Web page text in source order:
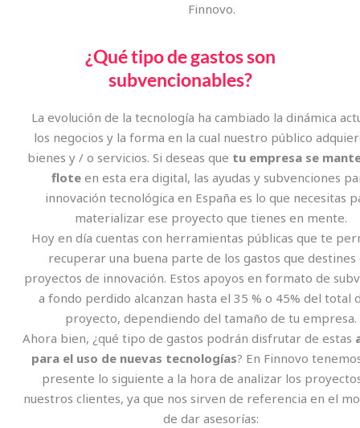
Finnovo.
¿Qué tipo de gastos son
subvencionables?
La evolución de la tecnología ha cambiado la dinámica
los negocios y la forma en la cual nuestro público
bienes y / o servicios. Si deseas que tu empresa se
floteen esta era digital, las ayudas y subvenciones
innovación tecnológica en España es lo que necesitas
materializar ese proyecto que tienes en mente.
Hoy en día cuentas con herramientas públicas que te
recuperar una buena parte de los gastos que destines
proyectos de innovación. Estos apoyos en formato de
a fondo perdido alcanzan hasta el 35 % o 45% del total
proyecto, dependiendo del tamaño de tu empresa.
Ahora bien, ¿qué tipo de gastos podrán disfrutar de estas
para el uso de nuevas tecnologías? En Finnovo
presente lo siguiente a la hora de analizar los
nuestros clientes, ya que nos sirven de referencia en el
de dar asesorías: